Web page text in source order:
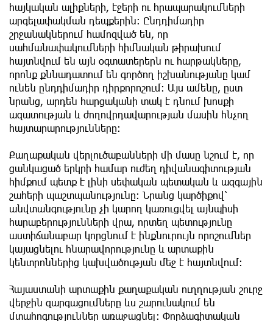
հայկական ալիքների, էջերի ու հրապարակումների
արգելափակման դեպքերին։ Ընդդիմադիր
շրջանակներում համոզված են, որ
սահմանափակումների հիմնական թիրախում
հայտնվում են այն օգտատերերն ու հարթակները,
որոնք քննադատում են գործող իշխանությանը կամ
ունեն ընդդիմադիր դիրքորոշում։ Այս ամենը, ըստ
նրանց, արդեն հարցականի տակ է դնում խոսքի
ազատության և ժողովրդավարության մասին հնչող
հայտարարությունները։
Քաղաքական վերլուծաբանների մի մասը նշում է, որ
ցանկացած երկրի համար ուժեղ դիվանագիտության
հիմքում պետք է լինի սեփական պետական և ազգային
շահերի պաշտպանությունը։ Նրանց կարծիքով՝
անվտանգությունը չի կարող կառուցվել այնպիսի
հարաբերությունների վրա, որտեղ պետությունը
աստիճանաբար կորցնում է ինքնուրույն որոշումներ
կայացնելու հնարավորությունը և արտաքին
կենտրոններից կախվածության մեջ է հայտնվում։
Հայաստանի արտաքին քաղաքական ուղղության շուրջ
վերջին զարգացումները ևս շարունակում են
մտահոգություններ առաջացնել։ Փորձագիտական